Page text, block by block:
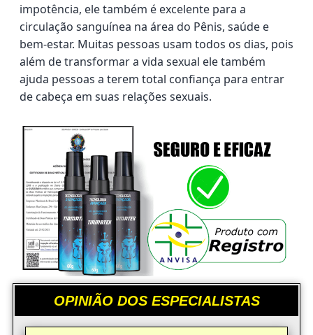
impotência, ele também é excelente para a
circulação sanguínea na área do Pênis, saúde e
bem-estar. Muitas pessoas usam todos os dias, pois
além de transformar a vida sexual ele também
ajuda pessoas a terem total confiança para entrar
de cabeça em suas relações sexuais.
OPINIÃO DOS ESPECIALISTAS